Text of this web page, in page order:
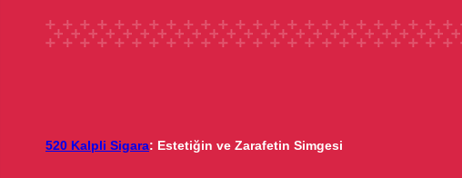
520 Kalpli Sigara: Estetiğin ve Zarafetin Simgesi